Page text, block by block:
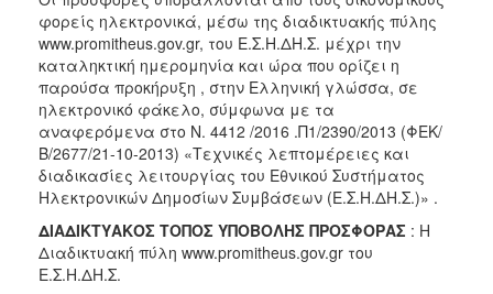
ΠΟΛΙΤΙΣΜΟΣ
ΑΝΘΕΚΤΙΚΗ
ΠΟΛΗ
φορείς ηλεκτρονικά, μέσω της διαδικτυακής πύλης
www.promitheus.gov.gr, του Ε.Σ.Η.ΔΗ.Σ. μέχρι την
καταληκτική ημερομηνία και ώρα που ορίζει η
παρούσα προκήρυξη , στην Ελληνική γλώσσα, σε
ηλεκτρονικό φάκελο, σύμφωνα με τα
αναφερόμενα στο Ν. 4412 /2016 .Π1/2390/2013 (ΦΕΚ/
Β/2677/21-10-2013) «Τεχνικές λεπτομέρειες και
διαδικασίες λειτουργίας του Εθνικού Συστήματος
Ηλεκτρονικών Δημοσίων Συμβάσεων (Ε.Σ.Η.ΔΗ.Σ.)» .
ΔΙΑΔΙΚΤΥΑΚΟΣ ΤΟΠΟΣ ΥΠΟΒΟΛΗΣ ΠΡΟΣΦΟΡΑΣ : Η
Διαδικτυακή πύλη www.promitheus.gov.gr του
Ε.Σ.Η.ΔΗ.Σ.